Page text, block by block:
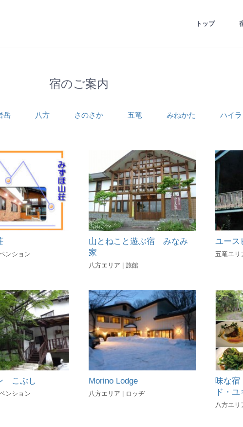
トップ
宿のご案内
岳 八方 さのさか 五竜 みねかた ハイラ
ンション
山とねこと遊ぶ宿 みなみ
家
八方エリア | 旅館
ユー
五竜エリ
こぶし
ンション
Morino Lodge
八方エリア | ロッヂ
味な宿
ド・ユ
八方エリ